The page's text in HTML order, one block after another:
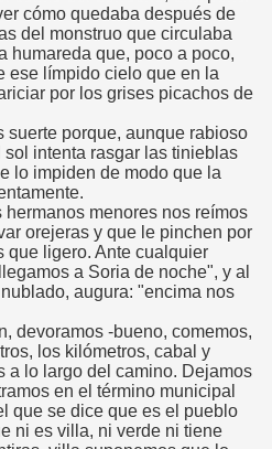
cómo quedaba después de
del monstruo que circulaba
humareda que, poco a poco,
ese límpido cielo que en la
por los grises picachos de
suerte porque, aunque rabioso
intenta rasgar las tinieblas
lo impiden de modo que la
hermanos menores nos reímos
orejeras y que le pinchen por
que ligero. Ante cualquier
a Soria de noche", y al
augura: "encima nos
devoramos -bueno, comemos,
los kilómetros, cabal y
a lo largo del camino. Dejamos
en el término municipal
que se dice que es el pueblo
ni es villa, ni verde ni tiene